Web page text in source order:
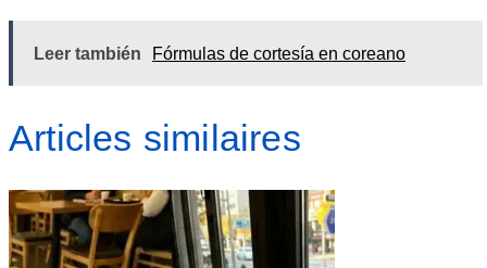
Leer también Fórmulas de cortesía en coreano
Articles similaires